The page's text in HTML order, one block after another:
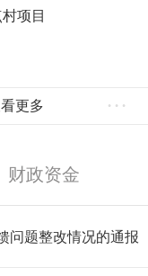
项目
更多
财政资金
问题整改情况的通报